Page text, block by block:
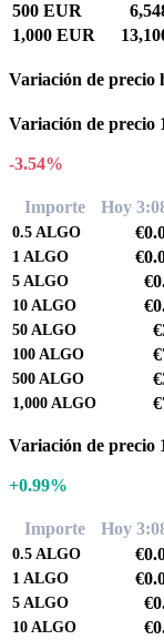
500 EUR
1,000 EUR
Variación de precio
Variación de precio
-3.54%
Importe Hoy
0.5 ALGO
1 ALGO
5 ALGO
10 ALGO
50 ALGO
100 ALGO
500 ALGO
1,000 ALGO
Variación de precio
+0.99%
Importe Hoy
0.5 ALGO
1 ALGO
5 ALGO
10 ALGO